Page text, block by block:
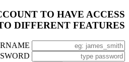
TO HAVE ACCESS
DIFFERENT FEATURES